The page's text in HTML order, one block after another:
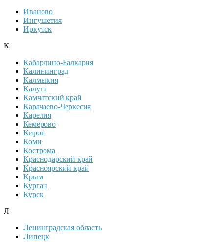
Иваново
Ингушетия
Иркутск
К
Кабардино-Балкария
Калининград
Калмыкия
Калуга
Камчатский край
Карачаево-Черкесия
Карелия
Кемерово
Киров
Коми
Кострома
Краснодарский край
Красноярский край
Крым
Курган
Курск
Л
Ленинградская область
Липецк